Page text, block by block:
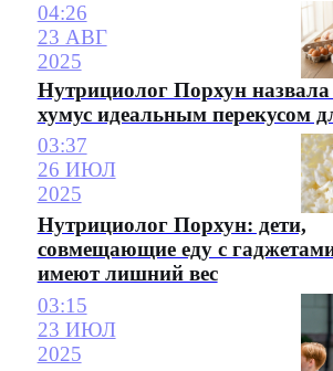
04:26
23 АВГ
2025
Нутрициолог Порхун назвала
хумус идеальным перекусом
03:37
26 ИЮЛ
2025
Нутрициолог Порхун: дети,
совмещающие еду с
имеют лишний вес
03:15
23 ИЮЛ
2025